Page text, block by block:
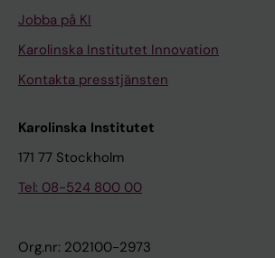
Jobba på KI
Karolinska Institutet Innovation
Kontakta presstjänsten
Karolinska Institutet
171 77 Stockholm
Tel: 08-524 800 00
Org.nr: 202100-2973